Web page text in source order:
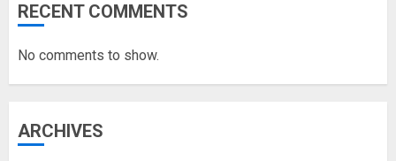
RECENT COMMENTS
No comments to show.
ARCHIVES